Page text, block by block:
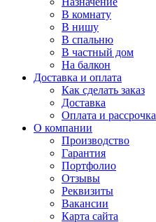
В комнату
В нишу
В спальню
В частный дом
На балкон
Доставка и оплата
Как сделать заказ
Доставка
Оплата и рассрочка
О компании
Производство
Гарантия
Портфолио
Отзывы
Реквизиты
Вакансии
Карта сайта